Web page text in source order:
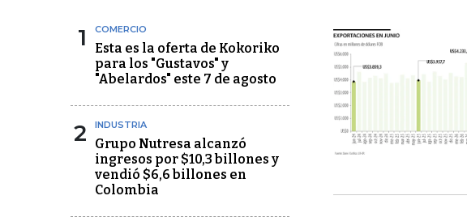
1 COMERCIO
Esta es la oferta de Kokoriko
para los "Gustavos" y
"Abelardos" este 7 de agosto
2 INDUSTRIA
Grupo Nutresa alcanzó
ingresos por $10,3 billones y
vendió $6,6 billones en
Colombia